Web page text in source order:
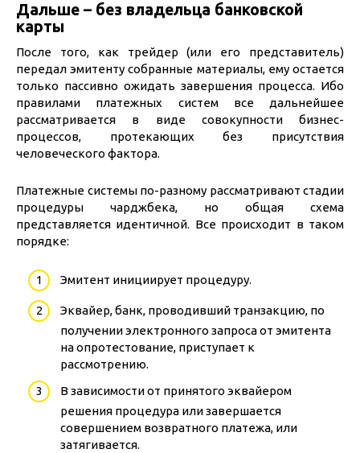
Дальше – без владельца банковской
карты
После того, как трейдер (или его представитель)
передал эмитенту собранные материалы, ему остается
только пассивно ожидать завершения процесса. Ибо
правилами платежных систем все дальнейшее
рассматривается в виде совокупности бизнес-
процессов, протекающих без присутствия
человеческого фактора.
Платежные системы по-разному рассматривают стадии
процедуры чарджбека, но общая схема
представляется идентичной. Все происходит в таком
порядке:
Эмитент инициирует процедуру.
Эквайер, банк, проводивший транзакцию, по
получении электронного запроса от эмитента
на опротестование, приступает к
рассмотрению.
В зависимости от принятого эквайером
решения процедура или завершается
совершением возвратного платежа, или
затягивается.